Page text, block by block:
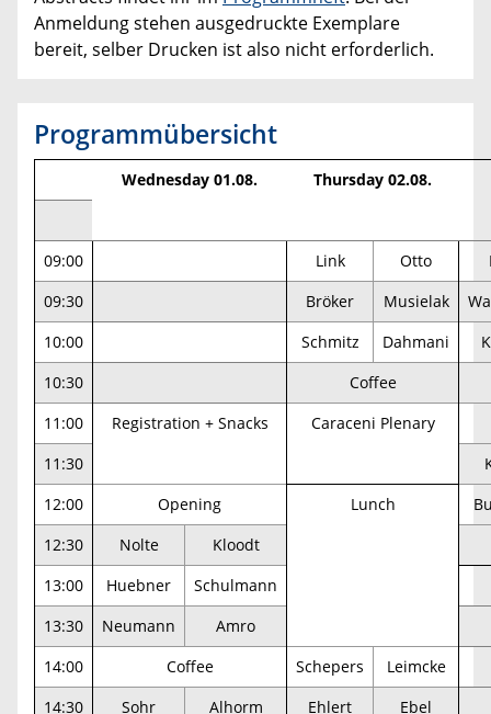
Anmeldung stehen ausgedruckte Exemplare
bereit, selber Drucken ist also nicht erforderlich.
Programmübersicht
Wednesday 01.08. Thursday 02.08.
09:00 Link Otto
09:30
Bröker Musielak
10:00
Schmitz Dahmani
10:30
Coffee
11:00
Registration + Snacks
Caraceni Plenary
11:30
12:00
Opening Lunch
12:30
Nolte
Kloodt
13:00
Huebner
Schulmann
13:30
Neumann
Amro
14:00
Coffee Schepers
Leimcke
14:30
Sohr Alhorm Ehlert
Ebel